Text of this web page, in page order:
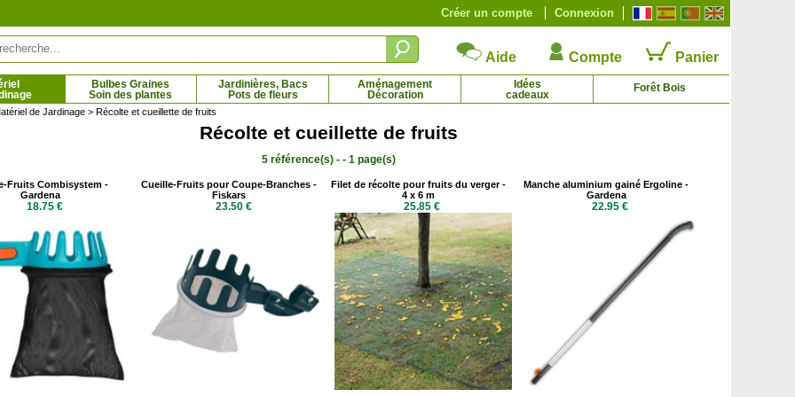
Connexion
Créer un compte
Aide Compte Panier
Bulbes Graines
Soin des plantes
Jardinières, Bacs
Pots de fleurs
Aménagement
Décoration
Idées
cadeaux
Forêt Bois
€ - 64.38 €
Magnolia 'Génie'
10.77 € - 19.95 € 5.36 € - 91.43 € 4.27 € - 88.19 €
de Jardinage > Récolte et cueillette de fruits
Récolte et cueillette de fruits
5 référence(s) - - 1 page(s)
Fruits Combisystem -
Gardena
18.75 €
Cueille-Fruits pour Coupe-Branches -
Fiskars
23.50 €
Filet de récolte pour fruits du verger -
4 x 6 m
25.85 €
Manche aluminium gainé Ergoline -
Gardena
22.95 €